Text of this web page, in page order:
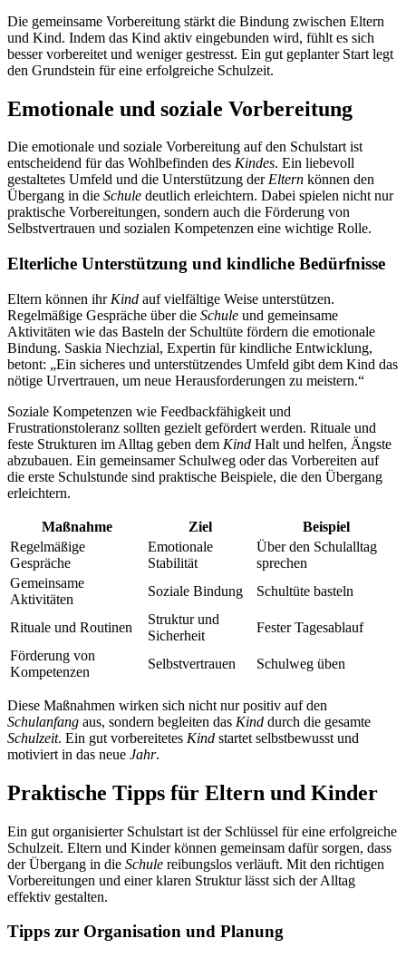
Die gemeinsame Vorbereitung stärkt die Bindung zwischen Eltern
und Kind. Indem das Kind aktiv eingebunden wird, fühlt es sich
besser vorbereitet und weniger gestresst. Ein gut geplanter Start legt
den Grundstein für eine erfolgreiche Schulzeit.
Emotionale und soziale Vorbereitung
Die emotionale und soziale Vorbereitung auf den Schulstart ist
entscheidend für das Wohlbefinden des Kindes. Ein liebevoll
gestaltetes Umfeld und die Unterstützung derEltern können den
Übergang in die Schule deutlich erleichtern. Dabei spielen nicht nur
praktische Vorbereitungen, sondern auch die Förderung von
Selbstvertrauen und sozialen Kompetenzen eine wichtige Rolle.
Elterliche Unterstützung und kindliche Bedürfnisse
Eltern können ihr Kind auf vielfältige Weise unterstützen.
Regelmäßige Gespräche über die Schule und gemeinsame
Aktivitäten wie das Basteln der Schultüte fördern die emotionale
Bindung. Saskia Niechzial, Expertin für kindliche Entwicklung,
betont: „Ein sicheres und unterstützendes Umfeld gibt dem Kind das
nötige Urvertrauen, um neue Herausforderungen zu meistern.“
Soziale Kompetenzen wie Feedbackfähigkeit und
Frustrationstoleranz sollten gezielt gefördert werden. Rituale und
feste Strukturen im Alltag geben dem Kind Halt und helfen, Ängste
abzubauen. Ein gemeinsamer Schulweg oder das Vorbereiten auf
die erste Schulstunde sind praktische Beispiele, die den Übergang
erleichtern.
Maßnahme Ziel
Beispiel
Regelmäßige
Gespräche
Emotionale
Stabilität
Über den Schulalltag
sprechen
Gemeinsame
Aktivitäten
Soziale Bindung Schultüte basteln
Rituale und Routinen
Struktur und
Sicherheit
Fester Tagesablauf
Förderung von
Kompetenzen
Selbstvertrauen Schulweg üben
Diese Maßnahmen wirken sich nicht nur positiv auf den
Schulanfang aus, sondern begleiten das Kind durch die gesamte
Schulzeit. Ein gut vorbereitetes Kind startet selbstbewusst und
motiviert in das neue Jahr.
Praktische Tipps für Eltern und Kinder
Ein gut organisierter Schulstart ist der Schlüssel für eine erfolgreiche
Schulzeit. Eltern und Kinder können gemeinsam dafür sorgen, dass
der Übergang in die Schule reibungslos verläuft. Mit den richtigen
Vorbereitungen und einer klaren Struktur lässt sich der Alltag
effektiv gestalten.
Tipps zur Organisation und Planung